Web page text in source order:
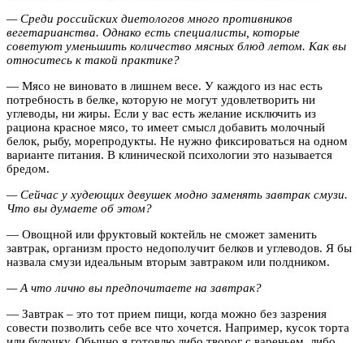
— Среди российских диетологов много противников
вегетарианства. Однако есть специалисты, которые
советуют уменьшить количество мясных блюд летом. Как вы
относитесь к такой практике?
— Мясо не виновато в лишнем весе. У каждого из нас есть
потребность в белке, которую не могут удовлетворить ни
углеводы, ни жиры. Если у вас есть желание исключить из
рациона красное мясо, то имеет смысл добавить молочный
белок, рыбу, морепродукты. Не нужно фиксироваться на одном
варианте питания. В клинической психологии это называется
бредом.
— Сейчас у худеющих девушек модно заменять завтрак смузи.
Что вы думаете об этом?
— Овощной или фруктовый коктейль не сможет заменить
завтрак, организм просто недополучит белков и углеводов. Я бы
назвала смузи идеальным вторым завтраком или полдником.
— А что лично вы предпочитаете на завтрак?
— Завтрак – это тот прием пищи, когда можно без зазрения
совести позволить себе все что хочется. Например, кусок торта